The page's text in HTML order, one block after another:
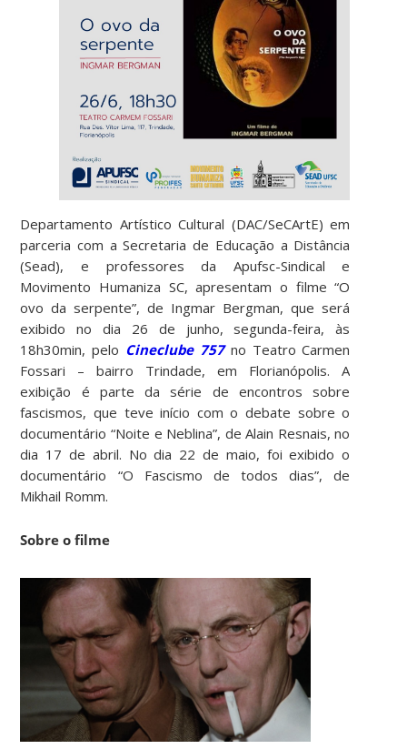
Departamento Artístico Cultural (DAC/SeCArtE) em
parceria com a Secretaria de Educação a Distância
(Sead), e professores da Apufsc-Sindical e
Movimento Humaniza SC, apresentam o filme “O
ovo da serpente”, de Ingmar Bergman, que será
exibido no dia 26 de junho, segunda-feira, às
18h30min, pelo Cineclube 757 no Teatro Carmen
Fossari – bairro Trindade, em Florianópolis. A
exibição é parte da série de encontros sobre
fascismos, que teve início com o debate sobre o
documentário “Noite e Neblina”, de Alain Resnais, no
dia 17 de abril. No dia 22 de maio, foi exibido o
documentário “O Fascismo de todos dias”, de
Mikhail Romm.
Sobre o filme